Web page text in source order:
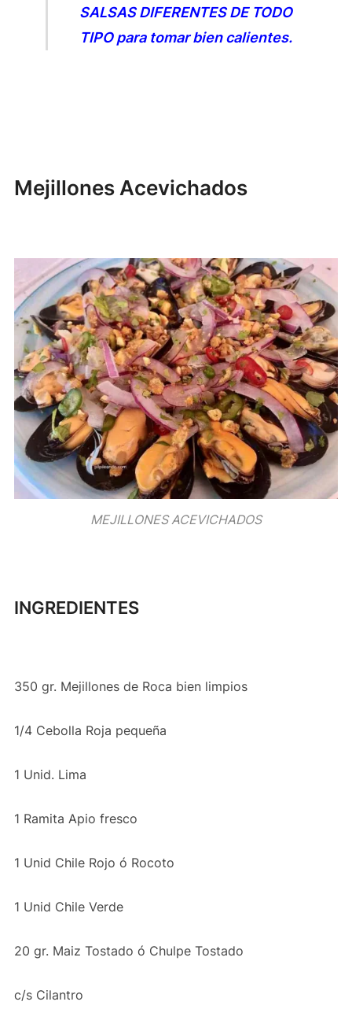
SALSAS DIFERENTES DE TODO
TIPO para tomar bien calientes.
Mejillones Acevichados
MEJILLONES ACEVICHADOS
INGREDIENTES
350 gr. Mejillones de Roca bien limpios
1/4 Cebolla Roja pequeña
1 Unid. Lima
1 Ramita Apio fresco
1 Unid Chile Rojo ó Rocoto
1 Unid Chile Verde
20 gr. Maiz Tostado ó Chulpe Tostado
c/s Cilantro